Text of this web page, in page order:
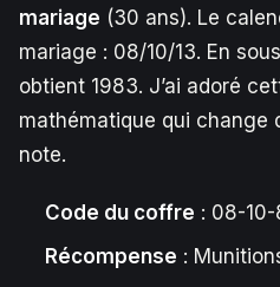
mariage (30 ans). Le
mariage : 08/10/13. En
obtient 1983. J’ai adoré
mathématique qui change
note.
Code du coffre : 08-
Récompense :